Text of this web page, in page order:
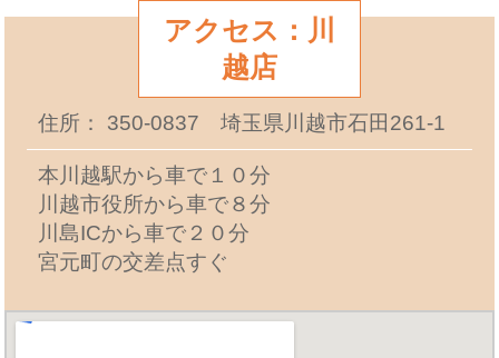
アクセス：川
越店
住所： 350-0837 埼玉県川越市石田261-1
本川越駅から車で１０分
川越市役所から車で８分
川島ICから車で２０分
宮元町の交差点すぐ